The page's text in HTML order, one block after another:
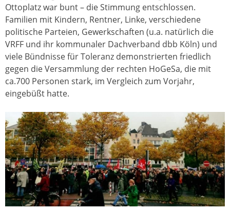
Ottoplatz war bunt – die Stimmung entschlossen.
Familien mit Kindern, Rentner, Linke, verschiedene
politische Parteien, Gewerkschaften (u.a. natürlich die
VRFF und ihr kommunaler Dachverband dbb Köln) und
viele Bündnisse für Toleranz demonstrierten friedlich
gegen die Versammlung der rechten HoGeSa, die mit
ca.700 Personen stark, im Vergleich zum Vorjahr,
eingebüßt hatte.